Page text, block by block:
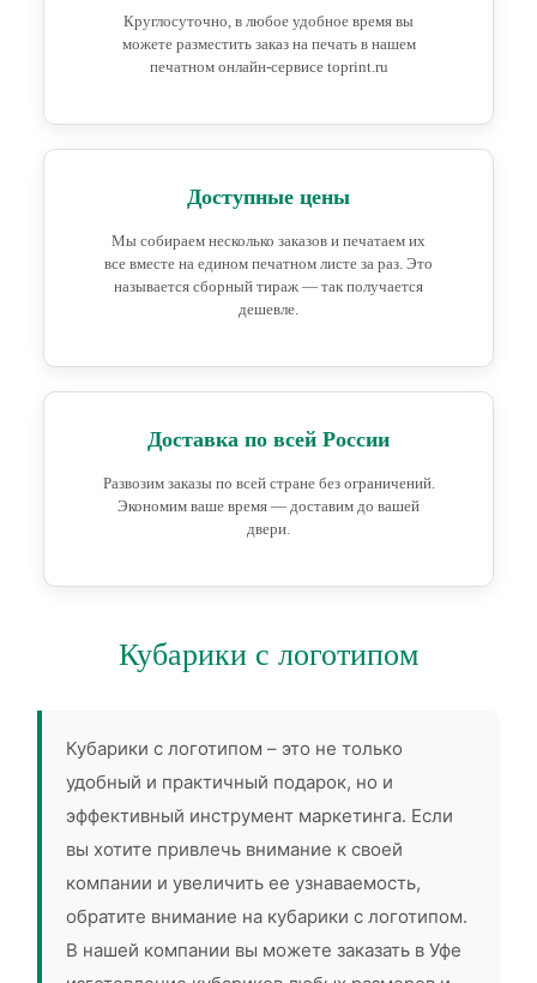
Круглосуточно, в любое удобное время вы
можете разместить заказ на печать в нашем
печатном онлайн-сервисе toprint.ru
Доступные цены
Мы собираем несколько заказов и печатаем их
все вместе на едином печатном листе за раз. Это
называется сборный тираж — так получается
дешевле.
Доставка по всей России
Развозим заказы по всей стране без ограничений.
Экономим ваше время — доставим до вашей
двери.
Кубарики с логотипом
Кубарики с логотипом – это не только
удобный и практичный подарок, но и
эффективный инструмент маркетинга. Если
вы хотите привлечь внимание к своей
компании и увеличить ее узнаваемость,
обратите внимание на кубарики с логотипом.
В нашей компании вы можете заказать в Уфе